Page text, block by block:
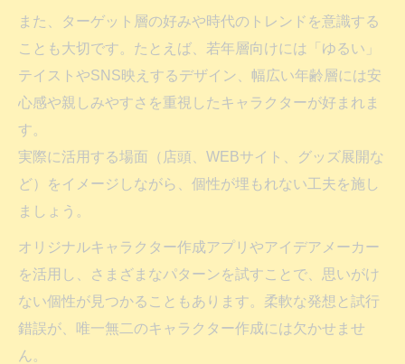
また、ターゲット層の好みや時代のトレンドを意識する
ことも大切です。たとえば、若年層向けには「ゆるい」
テイストやSNS映えするデザイン、幅広い年齢層には安
心感や親しみやすさを重視したキャラクターが好まれま
す。
実際に活用する場面（店頭、WEBサイト、グッズ展開な
ど）をイメージしながら、個性が埋もれない工夫を施し
ましょう。
オリジナルキャラクター作成アプリやアイデアメーカー
を活用し、さまざまなパターンを試すことで、思いがけ
ない個性が見つかることもあります。柔軟な発想と試行
錯誤が、唯一無二のキャラクター作成には欠かせませ
ん。